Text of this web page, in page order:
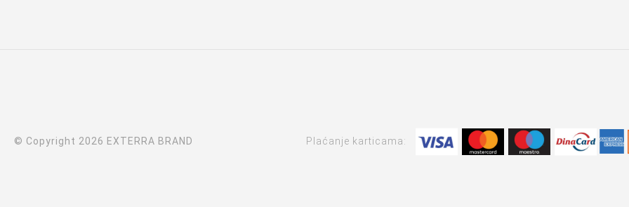
© Copyright 2026 EXTERRA BRAND Plaćanje karticama: